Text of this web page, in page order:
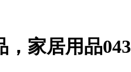
家居用品043